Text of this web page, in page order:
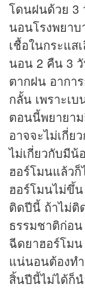
โดนฝนด้วย 3
นอนโรงพยา
เชื้อในกระแส
นอน 2 คืน 3
ตากฝน อากา
กลั้น เพราะเ
ตอนนี้พยายาม
อาจจะไม่เกี่ย
ไม่เกี่ยวกับมีน้
ฮอร์โมนแล้ว
ฮอร์โมนไม่ขึ้
ติดปีนี้ ถ้าไม่ติ
ธรรมชาติก่อ
ฉีดยาฮอร์โม
แน่นอนต้องทำ
สิ้นปีนี้ไม่ได้ก็น